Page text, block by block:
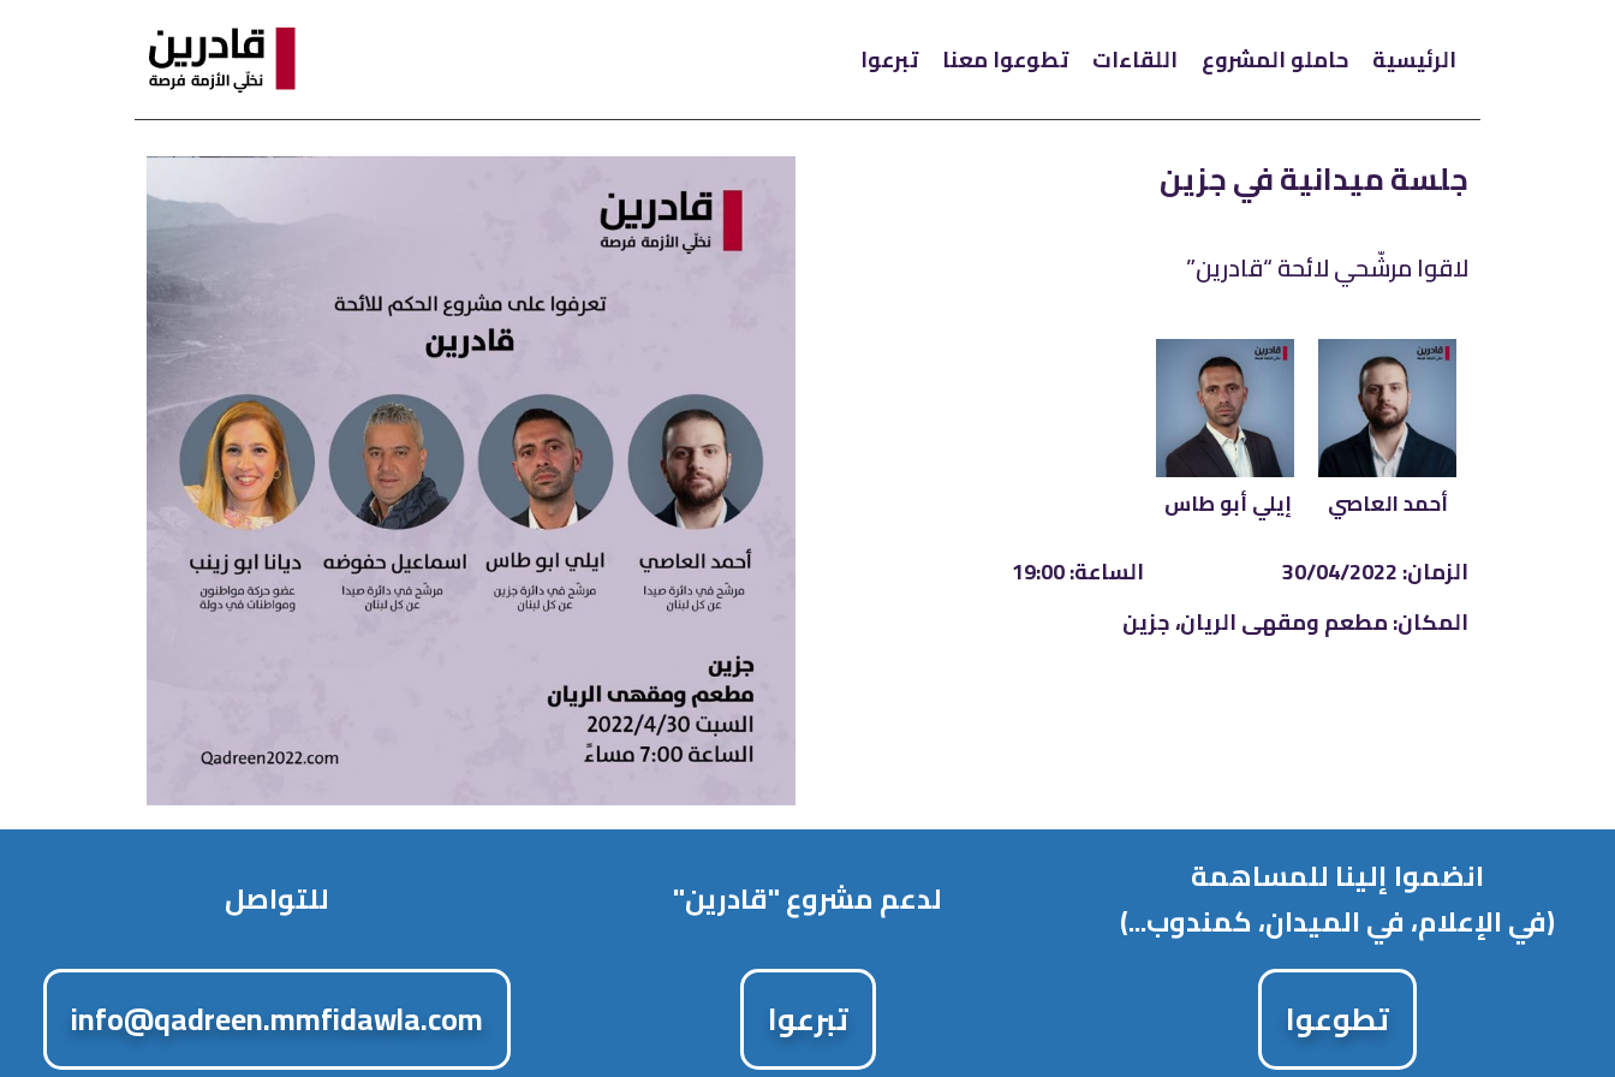
الرئيسية حاملو المشروع اللقاءات تطوعوا معنا تبرعوا
جلسة ميدانية في جزين
لاقوا مرشّحي لائحة “قادرين”
أحمد العاصي إيلي أبو طاس
الزمان: 30/04/2022
الساعة: 19:00
المكان: مطعم ومقهى الريان، جزين
انضموا إلينا للمساهمة
(في الإعلام، في الميدان، كمندوب...)
لدعم مشروع "قادرين" للتواصل
تطوعوا تبرعوا info@qadreen.mmfidawla.com